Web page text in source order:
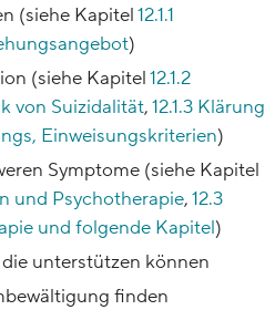
(siehe Kapitel12.1.1
)
(siehe Kapitel12.1.2
von Suizidalität,12.1.3 Klärung
Einweisungskriterien)
Symptome (siehe Kapitel
und Psychotherapie,12.3
und folgende Kapitel)
unterstützen können
finden